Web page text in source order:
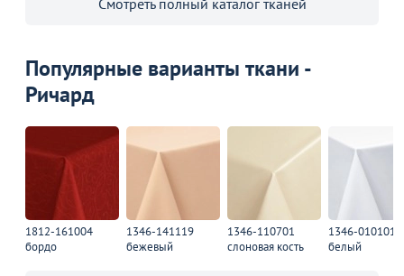
Смотреть полный каталог тканей
Популярные варианты ткани -
Ричард
1812-161004
бордо
1346-141119
бежевый
1346-110701
слоновая кость
1346-010101
белый